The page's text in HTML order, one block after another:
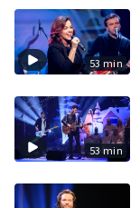
53 min
53 min